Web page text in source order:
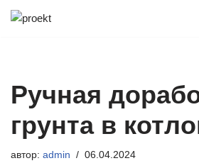
Ручная
грунта в
автор: admin 06.04.2024